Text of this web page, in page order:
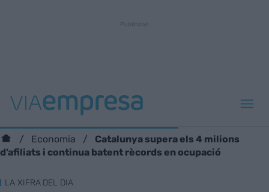
Economia
Catalunya supera els 4 milions
d’afiliats i continua batent rècords en ocupació
LA XIFRA DEL DIA